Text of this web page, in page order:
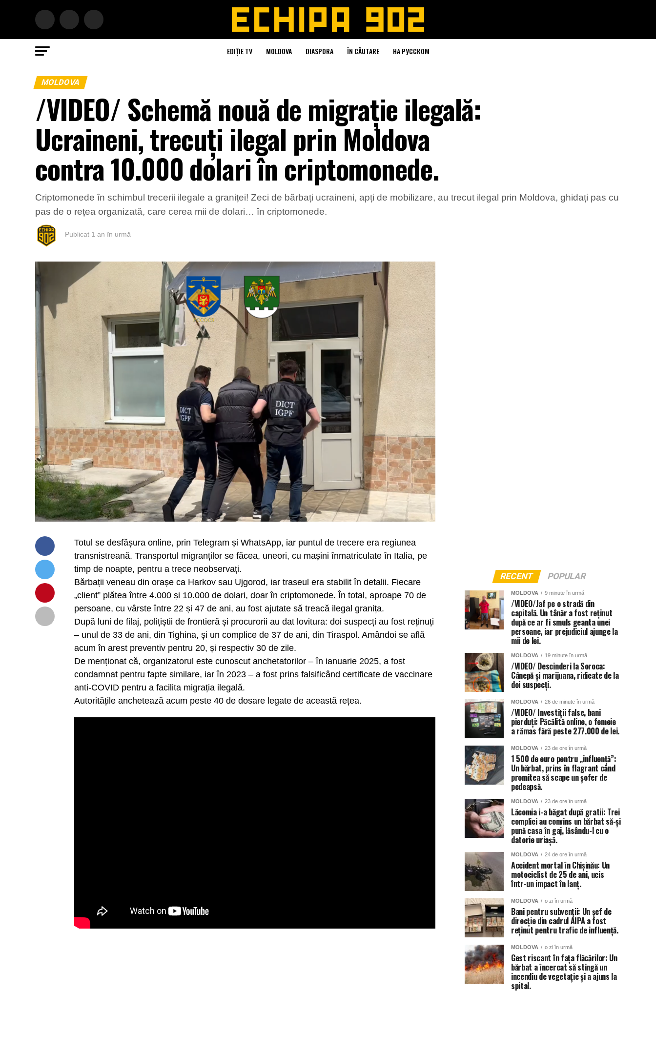
EDIȚIE TV MOLDOVA DIASPORA ÎN CĂUTARE НА РУССКОМ
MOLDOVA
/VIDEO/ Schemă nouă de migrație ilegală:
Ucraineni, trecuți ilegal prin Moldova
contra 10.000 dolari în criptomonede.
Criptomonede în schimbul trecerii ilegale a graniței! Zeci de bărbați ucraineni, apți de mobilizare, au trecut ilegal prin Moldova, ghidați pas cu
pas de o rețea organizată, care cerea mii de dolari… în criptomonede.
Publicat 1 an în urmă
Totul se desfășura online, prin Telegram și WhatsApp, iar puntul de trecere era regiunea
transnistreană. Transportul migranților se făcea, uneori, cu mașini înmatriculate în Italia, pe
timp de noapte, pentru a trece neobservați.
Bărbații veneau din orașe ca Harkov sau Ujgorod, iar traseul era stabilit în detalii. Fiecare
„client” plătea între 4.000 și 10.000 de dolari, doar în criptomonede. În total, aproape 70 de
persoane, cu vârste între 22 și 47 de ani, au fost ajutate să treacă ilegal granița.
După luni de filaj, polițiștii de frontieră și procurorii au dat lovitura: doi suspecți au fost reținuți
– unul de 33 de ani, din Tighina, și un complice de 37 de ani, din Tiraspol. Amândoi se află
acum în arest preventiv pentru 20, și respectiv 30 de zile.
De menționat că, organizatorul este cunoscut anchetatorilor – în ianuarie 2025, a fost
condamnat pentru fapte similare, iar în 2023 – a fost prins falsificând certificate de vaccinare
anti-COVID pentru a facilita migrația ilegală.
Autoritățile anchetează acum peste 40 de dosare legate de această rețea.
RECENT POPULAR
MOLDOVA 9 minute în urmă
/VIDEO/Jaf pe o stradă din
capitală. Un tânăr a fost reținut
după ce ar fi smuls geanta unei
persoane, iar prejudiciul ajunge la
mii de lei.
MOLDOVA 19 minute în urmă
/VIDEO/ Descinderi la Soroca:
Cânepă și marijuana, ridicate de la
doi suspecți.
MOLDOVA 26 de minute în urmă
/VIDEO/ Investiții false, bani
pierduți: Păcălită online, o femeie
a rămas fără peste 277.000 de lei.
MOLDOVA 23 de ore în urmă
1 500 de euro pentru „influență”:
Un bărbat, prins în flagrant când
promitea să scape un șofer de
pedeapsă.
MOLDOVA 23 de ore în urmă
Lăcomia i-a băgat după gratii: Trei
complici au convins un bărbat să-și
pună casa în gaj, lăsându-l cu o
datorie uriașă.
MOLDOVA 24 de ore în urmă
Accident mortal în Chișinău: Un
motociclist de 25 de ani, ucis
într-un impact în lanț.
MOLDOVA o zi în urmă
Bani pentru subvenții: Un șef de
direcție din cadrul AIPA a fost
reținut pentru trafic de influență.
MOLDOVA o zi în urmă
Gest riscant în fața flăcărilor: Un
bărbat a încercat să stingă un
incendiu de vegetație și a ajuns la
spital.